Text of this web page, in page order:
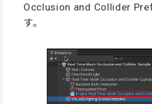
Occlusion and Collider
す。